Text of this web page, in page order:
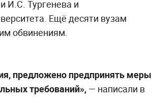
И.С. Тургенева и
Ещё десяти вузам
обвинениям.
предложено предпринять меры
требований», — написали в